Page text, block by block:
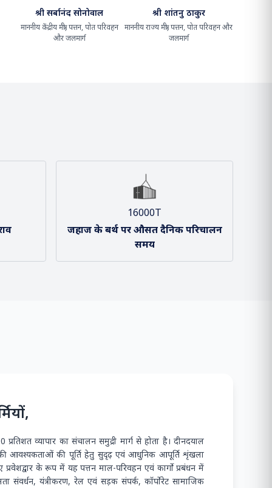
श्री सर्बानंद सोनोवाल
माननीय केंद्रीय मंत्री, पत्तन, पोत परिवहन
और जलमार्ग
श्री शांतनु ठाकुर
माननीय राज्य मंत्री, पत्तन, पोत परिवहन और
जलमार्ग
16000T
जहाज के बर्थ पर औसत दैनिक परिचालन
समय
व्यापार का संचालन समुद्री मार्ग से होता है। दीनदयाल
की आवश्यकताओं की पूर्ति हेतु सुदृढ़ एवं आधुनिक आपूर्ति शृंखला
के रूप में यह पत्तन माल-परिवहन एवं कार्गो प्रबंधन में
संवर्धन, यंत्रीकरण, रेल एवं सड़क संपर्क, कॉर्पोरेट सामाजिक